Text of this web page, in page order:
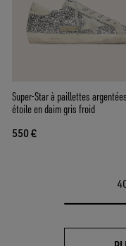
Super-Star à paillettes
étoile en daim gris froid
550 €